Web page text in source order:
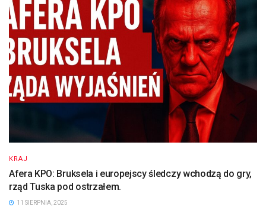
KRAJ
Afera KPO: Bruksela i europejscy śledczy wchodzą do gry,
rząd Tuska pod ostrzałem.
11 SIERPNIA, 2025